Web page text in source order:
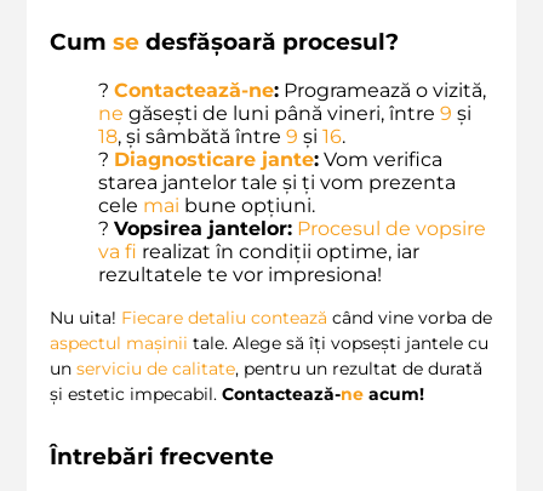
Cum se desfășoară procesul?
? Contactează-ne: Programează o vizită,
ne găsești de luni până vineri, între 9 și
18, și sâmbătă între 9 și 16.
? Diagnosticare jante: Vom verifica
starea jantelor tale și ți vom prezenta
cele mai bune opțiuni.
? Vopsirea jantelor: Procesul de vopsire
va fi realizat în condiții optime, iar
rezultatele te vor impresiona!
Nu uita! Fiecare detaliu contează când vine vorba de
aspectul mașinii tale. Alege să îți vopsești jantele cu
un serviciu de calitate, pentru un rezultat de durată
și estetic impecabil. Contactează-ne acum!
Întrebări frecvente